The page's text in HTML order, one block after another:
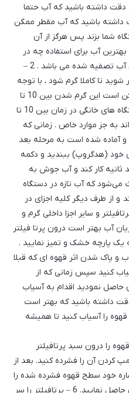
داشته باشید که آب حتما
داشته باشید که آب مقطر ممکن
شما بزند پس هرگز از آن
آب برای استفاده چه در
دستگاه اسپرسو ساز برقی و چه گازی آب تصفیه شده می باشد . 2 –
تا کاملا گرم شود ، با توجه
به اندازه دستگاه شما و مدل آن ممکن است این گرم شدن بین 10 تا
30 دقیقه زمان ببرد البته اصولا دستگاه های خانگی در زمان بین 10 تا
اند به جز موارد خاص . زمانی که
آماده شده است به مرحله بعد
سر جای خود (هدگروپ) ببندید و دکمه
ثانیه کار کند و آب جوش به
می‌شود که آب تازه در دستگاه
و از طرف دیگر کلیه اجزای در
و سایر اجزا داخلی گرم و
آب بهتر است درون پرتا فیلتر
پارچه خشک و تمیز نمایید .
و پاک شدن اثر قهوه ای که قبلا
کنید سپس زمانی که از
حاصل نمودید اقدام به آسیاب
داشته باشید که بهتر است
قهوه را آسیاب کنید تا همیشه
گرم از پودر قهوه را درون سبد پرتافیلتر
آن را فشرده کنید. بعد از
خود سطح قهوه فشرده شده را
تست کنید تا از فشردگی آن اطمینان حاصل نمایید. 6 – پرتافیلتر را سر